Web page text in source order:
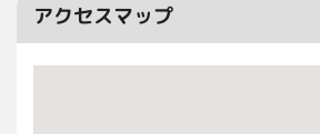
アクセスマップ